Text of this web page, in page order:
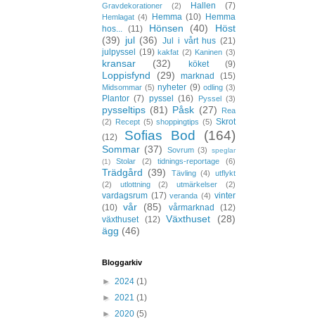
Gravdekorationer
(2) Hallen (7)
Hemlagat (4) Hemma (10) Hemma
hos...
(11) Hönsen (40)
Höst
(39) jul (36) Jul i vårt hus (21)
julpyssel
(19) kakfat (2) Kaninen (3)
kransar (32) köket (9)
Loppisfynd (29) marknad (15)
Midsommar (5) nyheter (9) odling (3)
Plantor (7) pyssel (16) Pyssel (3)
pysseltips (81) Påsk (27)
Rea
(2) Recept (5) shoppingtips (5) Skrot
(12)
Sofias Bod (164)
Sommar (37) Sovrum (3)
speglar
(1)
Stolar (2) tidnings-reportage (6)
Trädgård (39) Tävling (4)
utflykt
(2)
utlottning (2) utmärkelser (2)
vardagsrum (17) veranda (4) vinter
(10) vår (85) vårmarknad
(12)
växthuset
(12) Växthuset
(28)
ägg (46)
Bloggarkiv
► 2024 (1)
► 2021 (1)
► 2020 (5)